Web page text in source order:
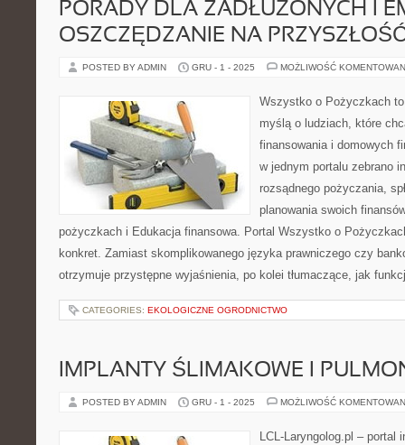
PORADY DLA ZADŁUŻONYCH I
OSZCZĘDZANIE NA
POSTED BY ADMIN GRU - 1 - 2025 MOŻLIWOŚĆ
Wszystko o Pożyczkach
myślą o ludziach, które
finansowania i domowych
w jednym portalu zebrano
rozsądnego pożyczania,
planowania swoich
pożyczkach i Edukacja finansowa. Portal Wszystko o
konkret. Zamiast skomplikowanego języka prawniczego czy
otrzymuje przystępne wyjaśnienia, po kolei tłumaczące, jak
CATEGORIES: EKOLOGICZNE OGRODNICTWO
IMPLANTY ŚLIMAKOWE I
POSTED BY ADMIN GRU - 1 - 2025 MOŻLIWOŚĆ
LCL-Laryngolog.pl – portal